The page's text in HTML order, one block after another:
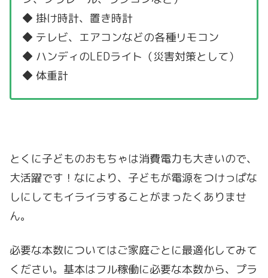
◆ 掛け時計、置き時計
◆ テレビ、エアコンなどの各種リモコン
◆ ハンディのLEDライト（災害対策として）
◆ 体重計
とくに子どものおもちゃは消費電力も大きいので、
大活躍です！なにより、子どもが電源をつけっぱな
しにしてもイライラすることがまったくありませ
ん。
必要な本数についてはご家庭ごとに最適化してみて
ください。基本はフル稼働に必要な本数から、プラ